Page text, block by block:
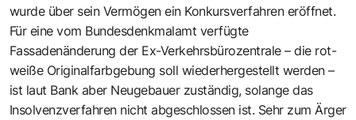
wurde über sein Vermögen ein Konkursverfahren eröffnet.
Für eine vom Bundesdenkmalamt verfügte
Fassadenänderung der Ex-Verkehrsbürozentrale – die rot-
weiße Originalfarbgebung soll wiederhergestellt werden –
ist laut Bank aber Neugebauer zuständig, solange das
Insolvenzverfahren nicht abgeschlossen ist. Sehr zum Ärger